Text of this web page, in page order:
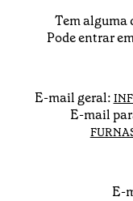
Tem alguma
Pode entrar
E-mail geral:
E-mail
E-